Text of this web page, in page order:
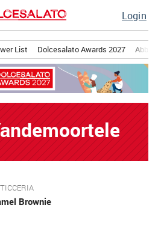
Login
List Dolcesalato Awards 2027
Brownie